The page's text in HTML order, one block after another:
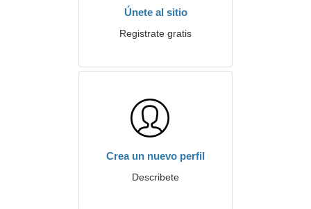
Únete al sitio
Registrate gratis
Crea un nuevo perfil
Describete